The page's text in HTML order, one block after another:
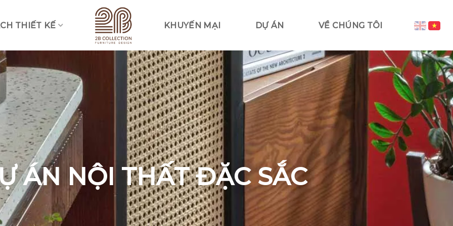
THIẾT KẾ KHUYẾN MẠI DỰ ÁN VỀ CHÚNG TÔI
ÁN NỘI THẤT ĐẶC SẮC
Vui lòng lựa chọn hình thức liên lạc phù hợp với quý khách
Nhắn tin qua Zalo
Nhắn tin qua Messenger
Nhắn tin qua Instagram
Nhắn tin qua Whatsap